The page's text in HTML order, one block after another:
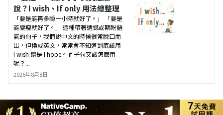
說？I wish、If only 用法總整理
「要是能再多睡一小時就好了。」 「要是
能變瘦就好了。」 這種帶著遺憾或期盼語
氣的句子，我們說中文的時候很常脫口而
出，但換成英文，常常會不知道到底該用
I wish 還是 I hope。 if 子句又該怎麼用
呢？...
2026年8月8日